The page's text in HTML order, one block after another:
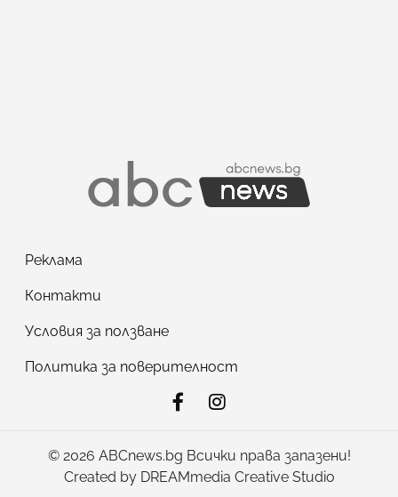
Реклама
Контакти
Условия за ползване
Политика за поверителност
© 2026 ABCnews.bg Всички права запазени!
Created by DREAMmedia Creative Studio